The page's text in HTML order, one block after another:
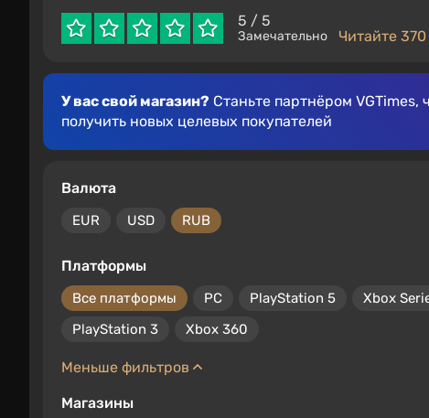
5 / 5
Замечательно Читайте
У вас свой магазин? Станьте партнёром VGTimes,
получить новых целевых покупателей
Валюта
EUR USD RUB
Платформы
Все платформы PC PlayStation 5 Xbox
PlayStation 3
Xbox 360
Меньше фильтров
Магазины